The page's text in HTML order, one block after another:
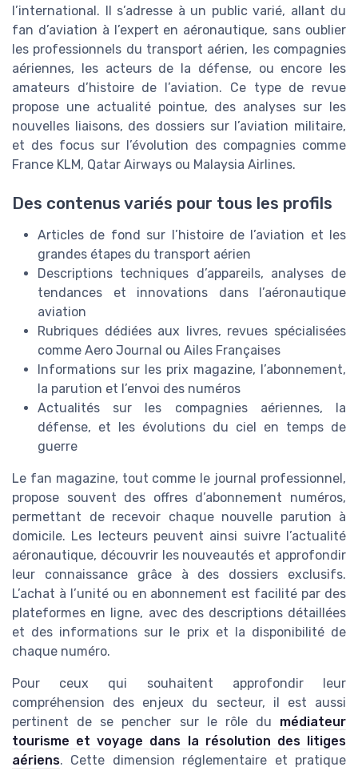
l’international. Il s’adresse à un public varié, allant du
fan d’aviation à l’expert en aéronautique, sans oublier
les professionnels du transport aérien, les compagnies
aériennes, les acteurs de la défense, ou encore les
amateurs d’histoire de l’aviation. Ce type de revue
propose une actualité pointue, des analyses sur les
nouvelles liaisons, des dossiers sur l’aviation militaire,
et des focus sur l’évolution des compagnies comme
France KLM, Qatar Airways ou Malaysia Airlines.
Des contenus variés pour tous les profils
Articles de fond sur l’histoire de l’aviation et les
grandes étapes du transport aérien
Descriptions techniques d’appareils, analyses de
tendances et innovations dans l’aéronautique
aviation
Rubriques dédiées aux livres, revues spécialisées
comme Aero Journal ou Ailes Françaises
Informations sur les prix magazine, l’abonnement,
la parution et l’envoi des numéros
Actualités sur les compagnies aériennes, la
défense, et les évolutions du ciel en temps de
guerre
Le fan magazine, tout comme le journal professionnel,
propose souvent des offres d’abonnement numéros,
permettant de recevoir chaque nouvelle parution à
domicile. Les lecteurs peuvent ainsi suivre l’actualité
aéronautique, découvrir les nouveautés et approfondir
leur connaissance grâce à des dossiers exclusifs.
L’achat à l’unité ou en abonnement est facilité par des
plateformes en ligne, avec des descriptions détaillées
et des informations sur le prix et la disponibilité de
chaque numéro.
Pour ceux qui souhaitent approfondir leur
compréhension des enjeux du secteur, il est aussi
pertinent de se pencher sur le rôle du médiateur
tourisme et voyage dans la résolution des litiges
aériens. Cette dimension réglementaire et pratique